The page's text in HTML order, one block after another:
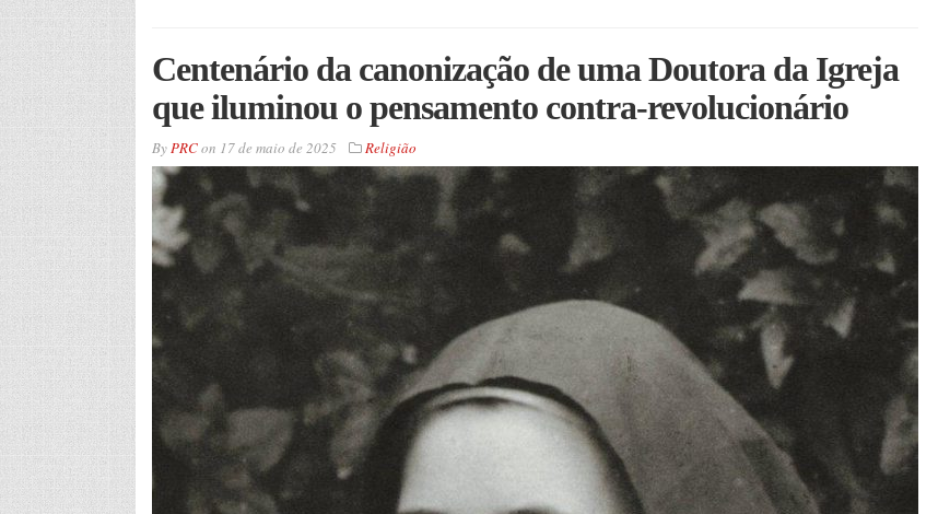
Centenário da canonização de uma Doutora da Igreja
que iluminou o pensamento contra-revolucionário
ByPRCon 17 de maio de 2025 Religião